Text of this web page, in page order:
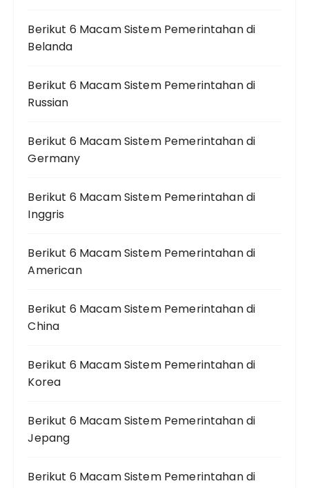
Berikut 6 Macam Sistem Pemerintahan di
Belanda
Berikut 6 Macam Sistem Pemerintahan di
Russian
Berikut 6 Macam Sistem Pemerintahan di
Germany
Berikut 6 Macam Sistem Pemerintahan di
Inggris
Berikut 6 Macam Sistem Pemerintahan di
American
Berikut 6 Macam Sistem Pemerintahan di
China
Berikut 6 Macam Sistem Pemerintahan di
Korea
Berikut 6 Macam Sistem Pemerintahan di
Jepang
Berikut 6 Macam Sistem Pemerintahan di